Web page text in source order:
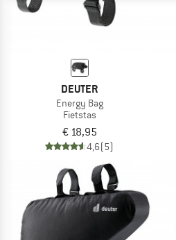
DEUTER
Energy Bag
Fietstas
€ 18,95
4,6(5)